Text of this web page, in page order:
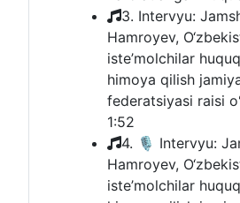
3. Intervyu:
Hamroyev,
iste’molchilar
himoya qilish
federatsiyasi raisi
1:52
4. 🎙 Intervyu:
Hamroyev,
iste’molchilar